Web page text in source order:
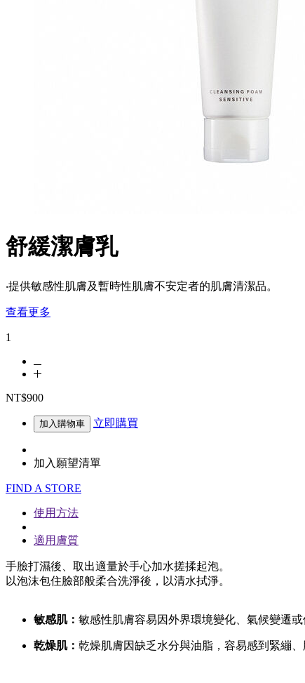
舒緩潔膚乳
‧提供敏感性肌膚及暫時性肌膚不安定者的肌膚清潔品。
查看更多
1
NT$900
加入購物車 立即購買
加入願望清單
FIND A STORE
使用方法
適用膚質
手臉打濕後、取出適量於手心加水搓揉起泡。
以泡沫包住臉部般柔合洗淨後，以清水拭淨。
敏感肌： 敏感性肌膚容易因外界環境變化、氣候變遷
乾燥肌： 乾燥肌膚因缺乏水分與油脂，容易感到緊繃